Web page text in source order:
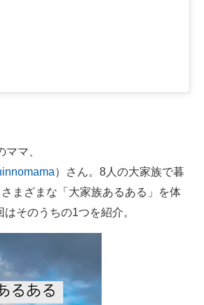
マ、
）さん。8人の大家族で暮
まざまな「大家族あるある」を体
そのうちの1つを紹介。